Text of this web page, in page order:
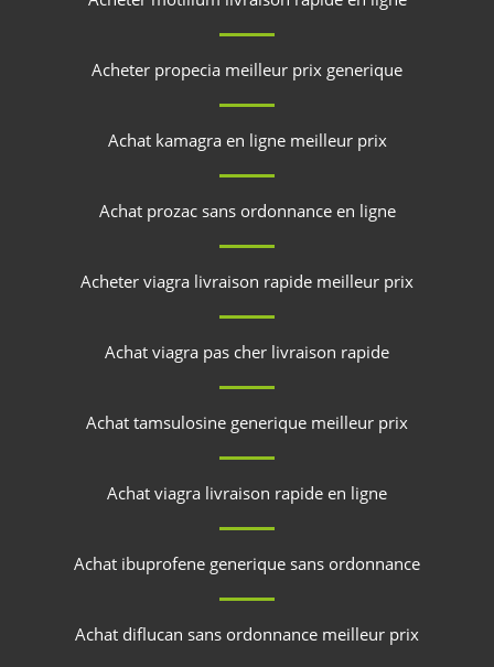
Acheter propecia meilleur prix generique
Achat kamagra en ligne meilleur prix
Achat prozac sans ordonnance en ligne
Acheter viagra livraison rapide meilleur prix
Achat viagra pas cher livraison rapide
Achat tamsulosine generique meilleur prix
Achat viagra livraison rapide en ligne
Achat ibuprofene generique sans ordonnance
Achat diflucan sans ordonnance meilleur prix